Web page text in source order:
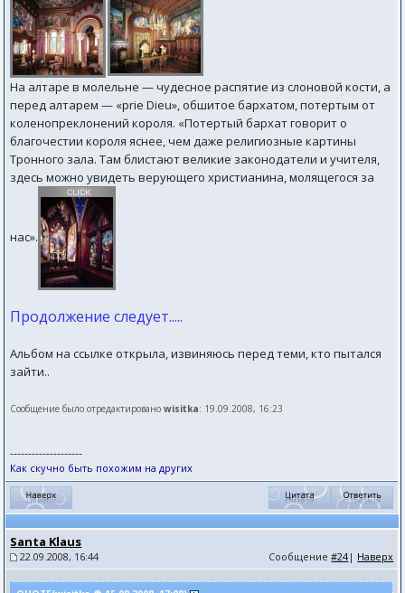
На алтаре в молельне — чудесное распятие из слоновой кости, а
перед алтарем — «prie Dieu», обшитое бархатом, потертым от
коленопреклонений короля. «Потертый бархат говорит о
благочестии короля яснее, чем даже религиозные картины
Тронного зала. Там блистают великие законодатели и учителя,
здесь можно увидеть верующего христианина, молящегося за
нас».
Продолжение следует.....
Альбом на ссылке открыла, извиняюсь перед теми, кто пытался
зайти..
Сообщение было отредактированоwisitka: 19.09.2008, 16:23
--------------------
Как скучно быть похожим на других
Santa Klaus
22.09.2008, 16:44 Сообщение#24| Наверх